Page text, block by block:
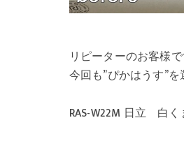
リピーターのお客様で
今回も”ぴかはうす”
RAS-W22M 日立 白